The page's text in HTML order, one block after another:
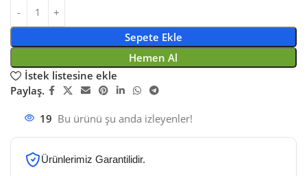
Sepete Ekle
Hemen Al
İstek listesine ekle
Paylaş.
19 Bu ürünü şu anda izleyenler!
Ürünlerimiz Garantilidir.